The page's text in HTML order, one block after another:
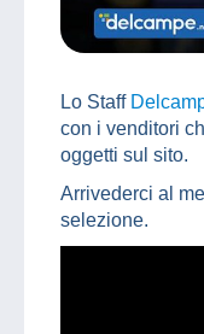
Lo Staff
con i venditori
oggetti sul sito.
Arrivederci al
selezione.